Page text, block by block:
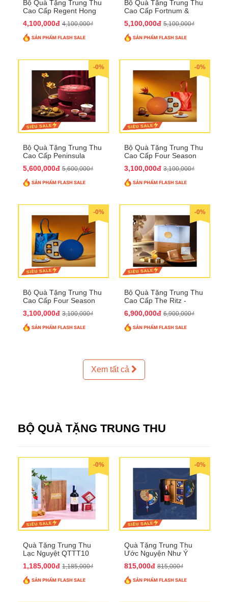
Bộ Quà Tặng Trung Thu
Cao Cấp Regent Hong
4,100,000đ 4,100,000₫
Bộ Quà Tặng Trung Thu
Cao Cấp Fortnum &
5,100,000đ 5,100,000₫
-0%
Bộ Quà Tặng Trung Thu
Cao Cấp Peninsula
5,600,000đ 5,600,000₫
-0%
Bộ Quà Tặng Trung Thu
Cao Cấp Four Season
3,100,000đ 3,100,000₫
-0%
Bộ Quà Tặng Trung Thu
Cao Cấp Four Season
3,100,000đ 3,100,000₫
-0%
Bộ Quà Tặng Trung Thu
Cao Cấp The Ritz -
6,900,000đ 6,900,000₫
Xem tất cả
BỘ QUÀ TẶNG TRUNG THU
-0%
Quà Tặng Trung Thu
Lạc Nguyệt QTTT10
1,185,000đ 1,185,000₫
-0%
Quà Tặng Trung Thu
Ước Nguyện Như Ý
815,000đ 815,000₫